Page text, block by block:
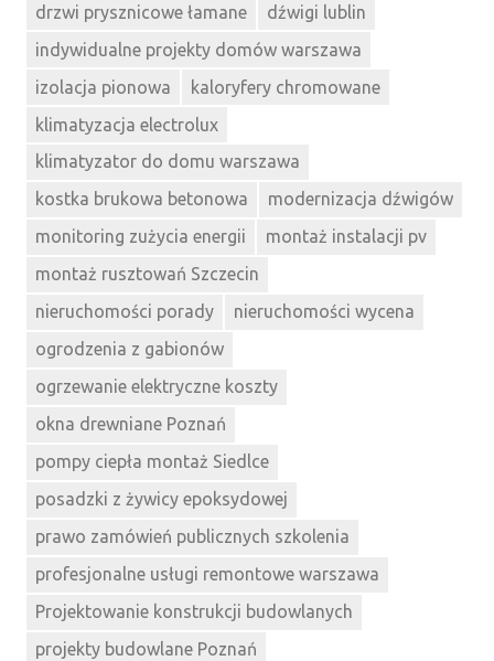
drzwi prysznicowe łamane
dźwigi lublin
indywidualne projekty domów warszawa
izolacja pionowa
kaloryfery chromowane
klimatyzacja electrolux
klimatyzator do domu warszawa
kostka brukowa betonowa
modernizacja dźwigów
monitoring zużycia energii
montaż instalacji pv
montaż rusztowań Szczecin
nieruchomości porady
nieruchomości wycena
ogrodzenia z gabionów
ogrzewanie elektryczne koszty
okna drewniane Poznań
pompy ciepła montaż Siedlce
posadzki z żywicy epoksydowej
prawo zamówień publicznych szkolenia
profesjonalne usługi remontowe warszawa
Projektowanie konstrukcji budowlanych
projekty budowlane Poznań